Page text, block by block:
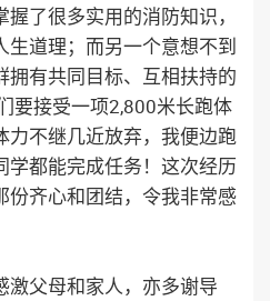
了很多实用的消防知识，
生道理；而另一个意想不到
拥有共同目标、互相扶持的
要接受一项2,800米长跑体
力不继几近放弃，我便边跑
学都能完成任务！这次经历
份齐心和团结，令我非常感
激父母和家人，亦多谢导